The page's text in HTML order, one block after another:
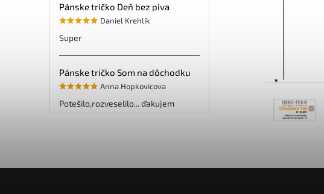
Pánske tričko Deň bez piva
Daniel Krehlík
Super
Pánske tričko Som na dôchodku
Anna Hopkovicova
Potešilo,rozveselilo... ďakujem